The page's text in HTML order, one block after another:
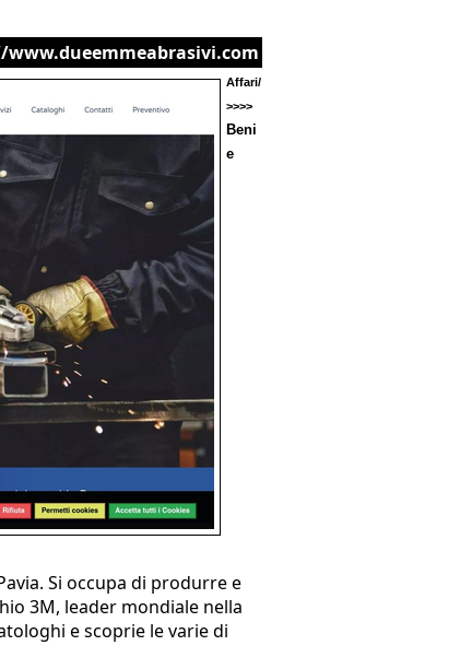
Affari/
>>>>
Beni
e
Si occupa di produrre e
3M, leader mondiale nella
e scoprie le varie di